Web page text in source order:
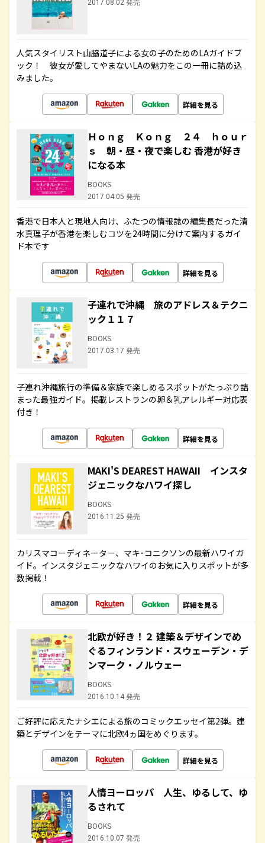
2017.08.02 発売
人気スタイリスト山脇道子による女の子のためのLAガイドブ
ック！ 彼女が愛してやまないLAの魅力をこの一冊に詰め込
みました。
詳細を見る
Ｈｏｎｇ Ｋｏｎｇ ２４ ｈｏｕｒ
ｓ 朝・昼・夜で楽しむ 香港が好き
になる本
BOOKS
2017.04.05 発売
香港で日本人と現地人向け、ふたつの情報誌の編集長だった清
水真理子が香港を楽しむコツを24時間に分けて案内するガイ
ド本です
詳細を見る
子連れで沖縄 旅のアドレス＆テクニ
ック１１７
BOOKS
2017.03.17 発売
子連れ沖縄旅行の準備＆家族で楽しめるスポットがたっぷり詰
まった最強ガイド。掲載レストランの卵＆乳アレルギー対応表
付き！
詳細を見る
MAKI'S DEAREST HAWAII インスタ
ジェニックなハワイ探し
BOOKS
2016.11.25 発売
カリスマコーディネーター、マキ･コニクソンの最新ハワイガ
イド。インスタジェニックなハワイのお気に入りスポットが多
数掲載！
詳細を見る
北欧が好き！２ 建築＆デザインでめ
ぐるフィンランド・スウェーデン・デ
ンマーク・ノルウェー
BOOKS
2016.10.14 発売
ご好評に応えたナシエによる旅のコミックエッセイ第2弾。建
築とデザインをテーマに北欧4ヵ国をめぐります。
詳細を見る
人情ヨーロッパ 人生、ゆるして、ゆ
るされて
BOOKS
2016.10.07 発売